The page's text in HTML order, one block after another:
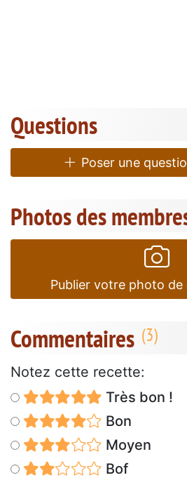
Questions
Poser une
Photos des
Publier votre photo
Commentaires
Notez cette recette:
Très bon !
Bon
Moyen
Bof